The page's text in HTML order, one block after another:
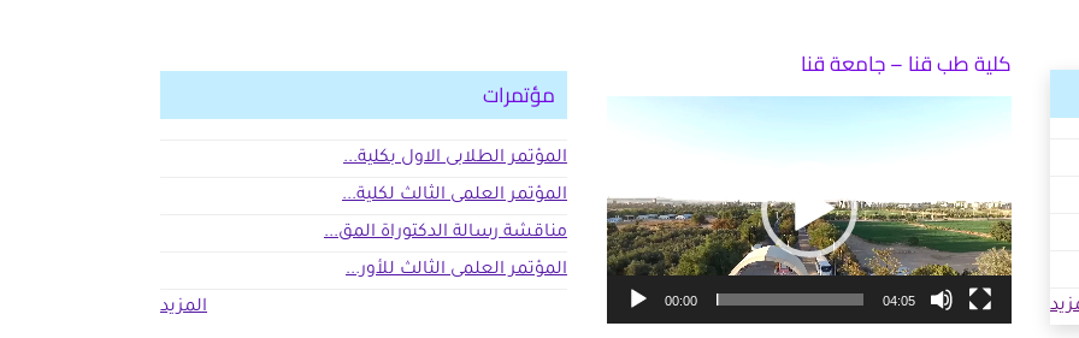
مؤتمرات
المؤتمر الطلابى الاول بكلية...
المؤتمر العلمى الثالث لكلية...
مناقشة رسالة الدكتوراة المق...
المؤتمر العلمى الثالث للأور...
المزيد
كلية طب قنا – جامعة قنا
00:00 04:05